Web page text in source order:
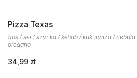
Pizza Texas
Sos / ser / szynka / kebab / kukurydza / cebula
oregano
34,99 zł